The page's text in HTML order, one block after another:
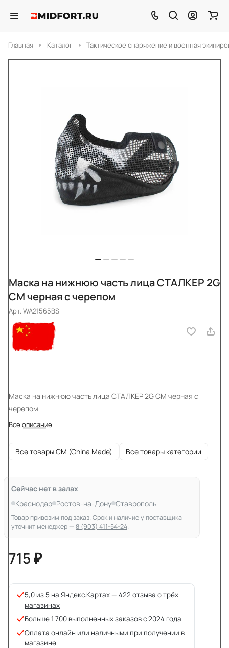
Главная Каталог Тактическое снаряжение и военная
Маска на нижнюю часть лица СТАЛКЕР 2G
CM черная c черепом
Арт.WA21565BS
Маска на нижнюю часть лица СТАЛКЕР 2G CM черная c
черепом
Все описание
Все товары CM (China Made) Все товары категории
Сейчас нет в залах
Краснодар Ростов-на-Дону Ставрополь
Товар привозим под заказ. Срок и наличие у поставщика
уточнит менеджер — 8 (903) 411-54-24.
715 ₽
5,0 из 5 на Яндекс.Картах — 422 отзыва о трёх
магазинах
Больше 1 700 выполненных заказов с 2024 года
Оплата онлайн или наличными при получении в
магазине